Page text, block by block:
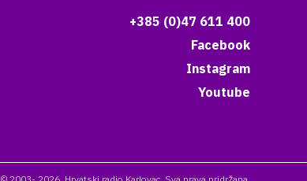
+385 (0)47 611 400
Facebook
Instagram
Youtube
© 2003- 2026. Hrvatski radio Karlovac. Sva prava pridržana.